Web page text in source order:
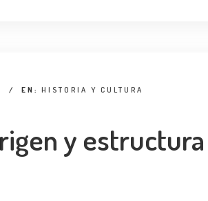
/ EN: HISTORIA Y CULTURA
y estructura